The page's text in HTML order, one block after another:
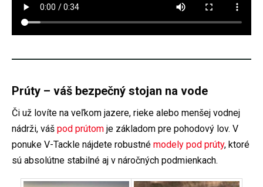
Prúty – váš bezpečný stojan na vode
Či už lovíte na veľkom jazere, rieke alebo menšej vodnej
nádrži, váš pod prútom je základom pre pohodový lov. V
ponuke V-Tackle nájdete robustné modely pod prúty, ktoré
sú absolútne stabilné aj v náročných podmienkach.